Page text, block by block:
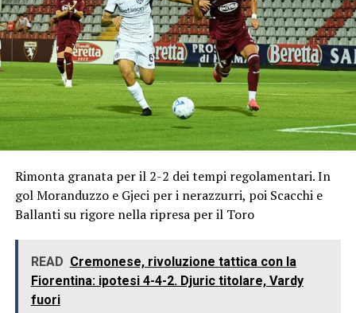
Rimonta granata per il 2-2 dei tempi regolamentari. In
gol Moranduzzo e Gjeci per i nerazzurri, poi Scacchi e
Ballanti su rigore nella ripresa per il Toro
READ Cremonese, rivoluzione tattica con la
Fiorentina: ipotesi 4-4-2. Djuric titolare, Vardy
fuori